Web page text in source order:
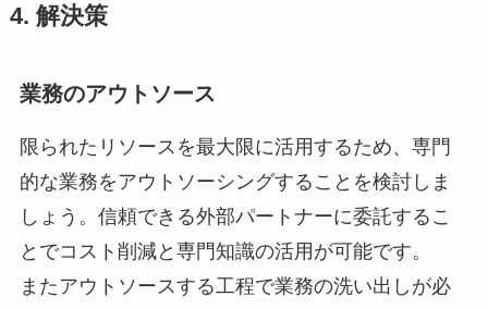
4. 解決策
業務のアウトソース
限られたリソースを最大限に活用するため、専門
的な業務をアウトソーシングすることを検討しま
しょう。信頼できる外部パートナーに委託するこ
とでコスト削減と専門知識の活用が可能です。
またアウトソースする工程で業務の洗い出しが必